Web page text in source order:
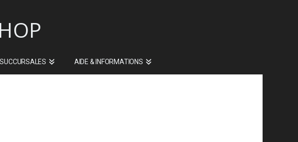
SUCCURSALES AIDE & INFORMATIONS